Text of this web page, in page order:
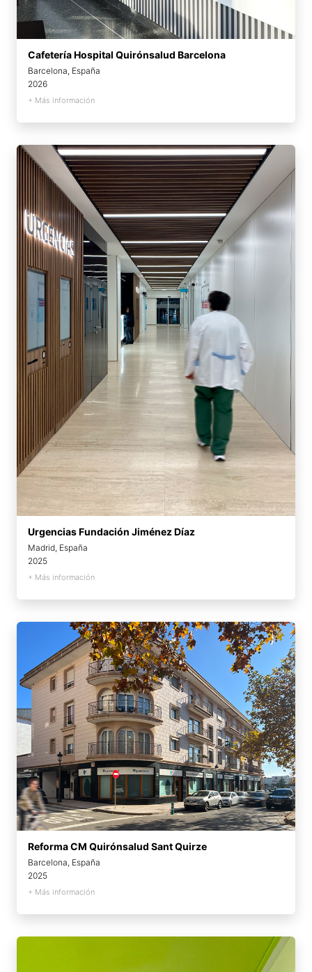
Cafetería Hospital Quirónsalud Barcelona
Barcelona, España
2026
+ Más información
Urgencias Fundación Jiménez Díaz
Madrid, España
2025
+ Más información
Reforma CM Quirónsalud Sant Quirze
Barcelona, España
2025
+ Más información